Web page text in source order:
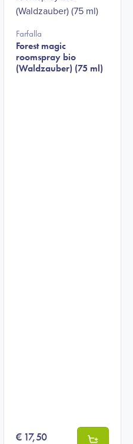
Farfalla
Forest magic
roomspray bio
(Waldzauber) (75 ml)
€17,50